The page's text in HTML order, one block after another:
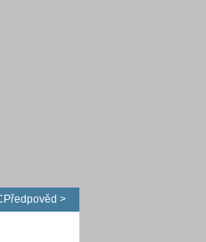
Předpověd >